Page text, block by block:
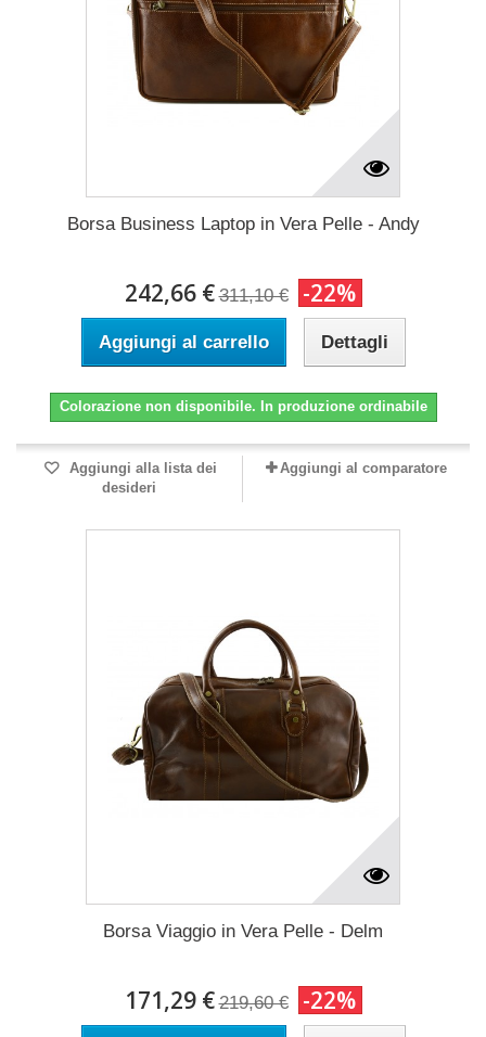
Borsa Business Laptop in Vera Pelle - Andy
242,66 € 311,10 € -22%
Aggiungi al carrello Dettagli
Colorazione non disponibile. In produzione ordinabile
Aggiungi alla lista dei
desideri
Aggiungi al comparatore
Borsa Viaggio in Vera Pelle - Delm
171,29 € 219,60 € -22%